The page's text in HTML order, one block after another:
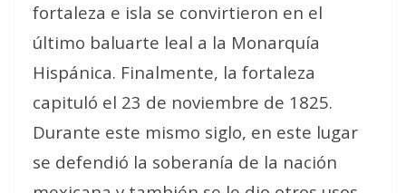
fortaleza e isla se convirtieron en el
último baluarte leal a la Monarquía
Hispánica. Finalmente, la fortaleza
capituló el 23 de noviembre de 1825.
Durante este mismo siglo, en este lugar
se defendió la soberanía de la nación